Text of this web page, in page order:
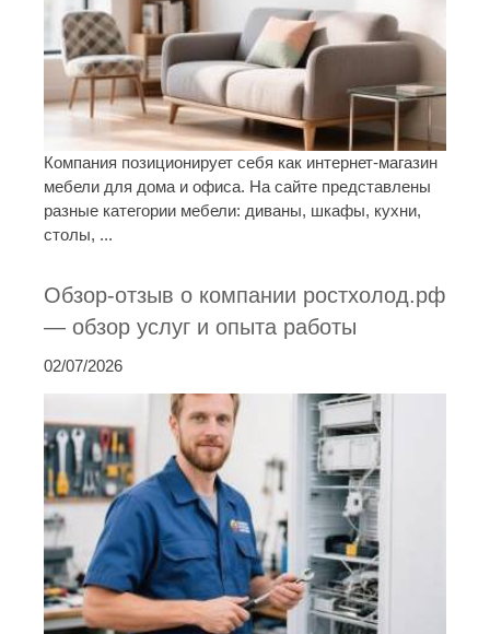
Компания позиционирует себя как интернет-магазин
мебели для дома и офиса. На сайте представлены
разные категории мебели: диваны, шкафы, кухни,
столы, ...
Обзор-отзыв о компании ростхолод.рф
— обзор услуг и опыта работы
02/07/2026